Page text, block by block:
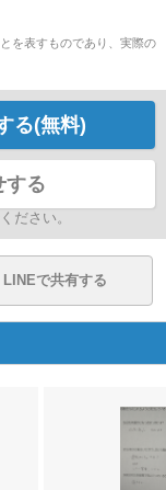
を表すものであり、実際の
る(無料)
する
ださい。
LINEで共有する